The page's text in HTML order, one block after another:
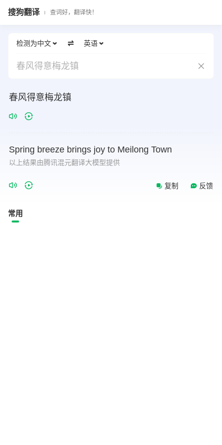
搜狗翻译 查词好，翻译快！
检测为中文 英语
春风得意梅龙镇
春风得意梅龙镇
Spring breeze brings joy to Meilong Town
以上结果由腾讯混元翻译大模型提供
复制 反馈
常用